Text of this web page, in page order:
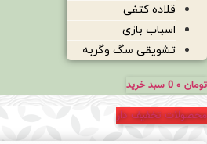
قلاده کتفی
اسباب بازی
تشویقی سگ وگربه
تومان 0 سبد خرید
محصولات تخفیف دار